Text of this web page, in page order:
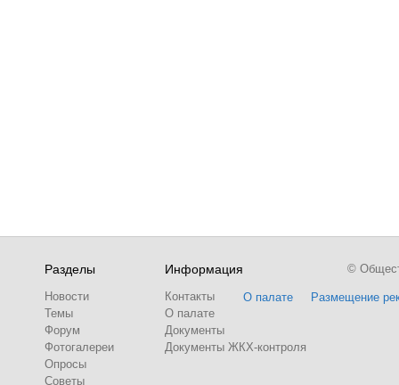
Разделы
Новости
Темы
Форум
Фотогалереи
Опросы
Советы
Информация
Контакты
О палате
Документы
Документы ЖКХ-контроля
О палате Размещение
©